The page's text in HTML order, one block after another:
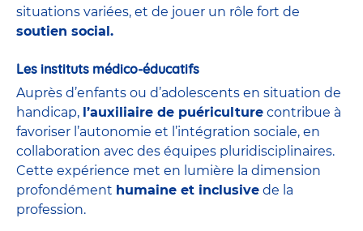
situations variées, et de jouer un rôle fort de
soutien social.
Les instituts médico-éducatifs
Auprès d’enfants ou d’adolescents en situation de
handicap, l’auxiliaire de puériculture contribue à
favoriser l’autonomie et l’intégration sociale, en
collaboration avec des équipes pluridisciplinaires.
Cette expérience met en lumière la dimension
profondément humaine et inclusive de la
profession.